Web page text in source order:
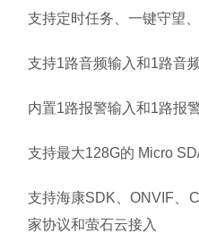
支持定时任务、一键守望
支持1路音频输入和1路音
内置1路报警输入和1路报
支持最大128G的 Micro
支持海康SDK、ONVIF、
家协议和萤石云接入